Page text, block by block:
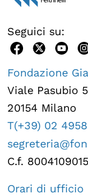
Seguici su:
Fondazione
Viale Pasubio 5
20154 Milano
T(+39) 02
C.f.
Orari di ufficio